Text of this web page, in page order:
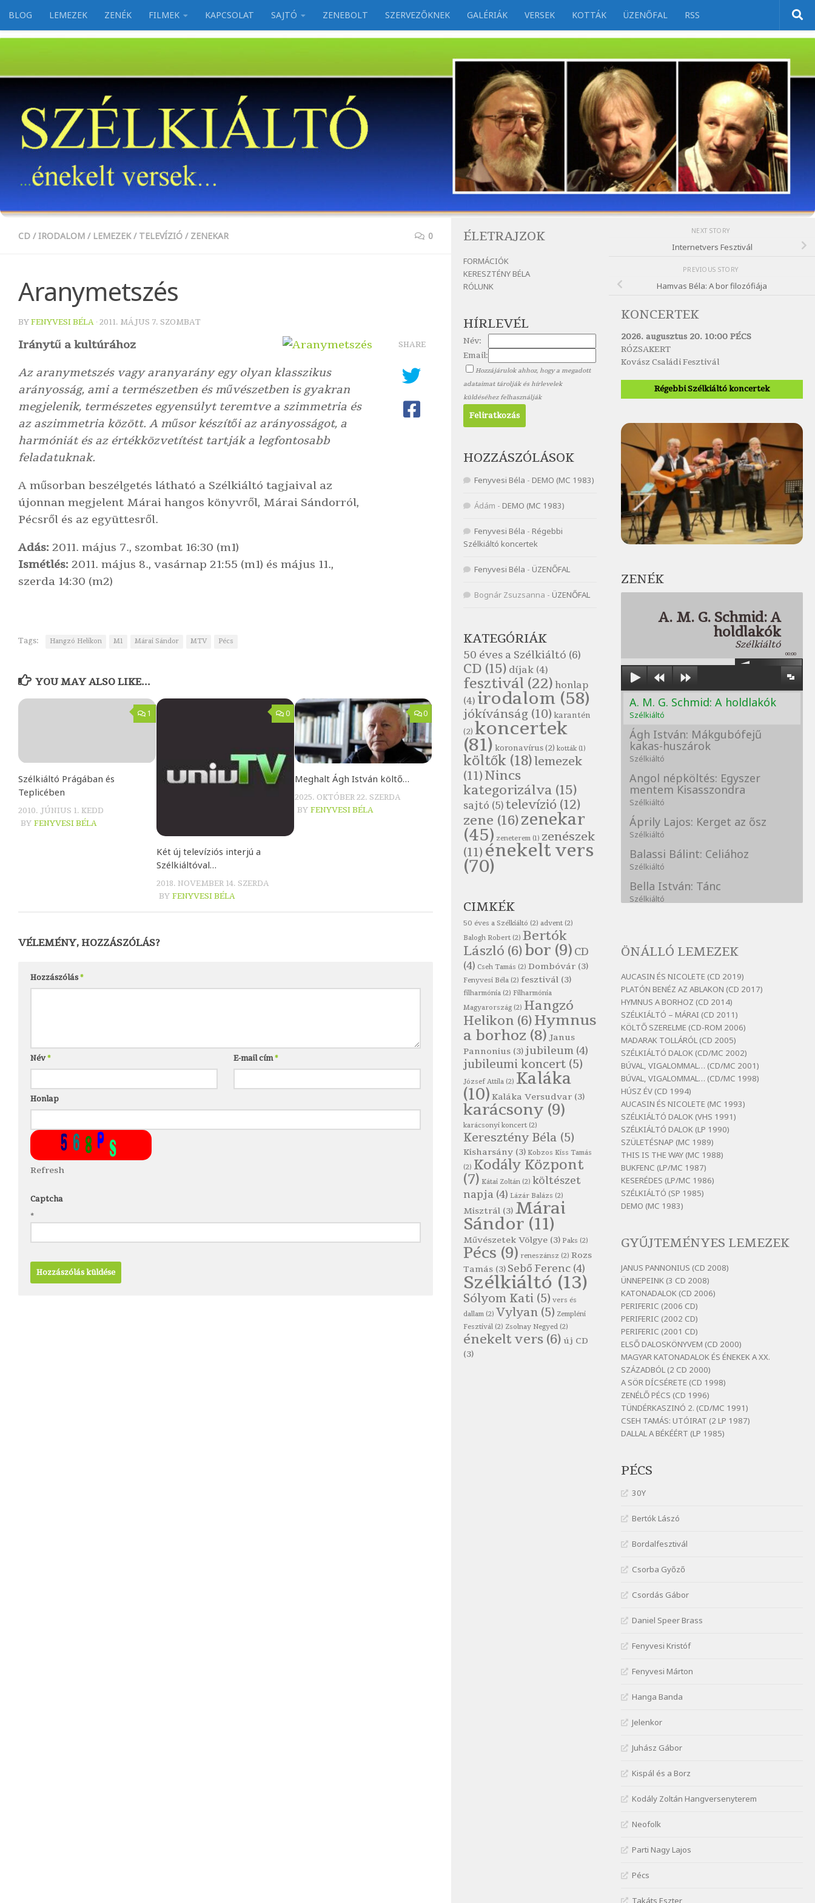
Skip to content
BLOG LEMEZEK ZENÉK FILMEK KAPCSOLAT SAJTÓ ZENEBOLT SZERVEZŐKNEK GALÉRIÁK VERSEK KOTTÁK ÜZENŐFAL RSS
CD / IRODALOM / LEMEZEK / TELEVÍZIÓ / ZENEKAR 0
Aranymetszés
BYFENYVESI BÉLA · 2011. MÁJUS 7. SZOMBAT
Iránytű a kultúrához
Az aranymetszés vagy aranyarány egy olyan klasszikus
arányosság, ami a természetben és művészetben is gyakran
megjelenik, természetes egyensúlyt teremtve a szimmetria és
az aszimmetria között. A műsor készítői az arányosságot, a
harmóniát és az értékközvetítést tartják a legfontosabb
feladatuknak.
A műsorban beszélgetés látható a Szélkiáltó tagjaival az
újonnan megjelent Márai hangos könyvről, Márai Sándorról,
Pécsről és az együttesről.
Adás: 2011. május 7., szombat 16:30 (m1)
Ismétlés: 2011. május 8., vasárnap 21:55 (m1) és május 11.,
szerda 14:30 (m2)
SHARE
Tags: Hangzó Helikon M1 Márai Sándor MTV Pécs
YOU MAY ALSO LIKE...
1
Szélkiáltó Prágában és
Teplicében
2010. JÚNIUS 1. KEDD
BY FENYVESI BÉLA
0
Két új televíziós interjú a
Szélkiáltóval…
2018. NOVEMBER 14. SZERDA
BY FENYVESI BÉLA
0
Meghalt Ágh István költő…
2025. OKTÓBER 22. SZERDA
BY FENYVESI BÉLA
VÉLEMÉNY, HOZZÁSZÓLÁS?
Hozzászólás*
Név* E-mail cím*
Honlap
Refresh
Captcha
*
NEXT STORY
Internetvers Fesztivál
PREVIOUS STORY
Hamvas Béla: A bor filozófiája
KONCERTEK
2026. augusztus 20. 10:00 PÉCS
RÓZSAKERT
Kovász Családi Fesztivál
Régebbi Szélkiáltó koncertek
ZENÉK
A. M. G. Schmid: A
holdlakók
Szélkiáltó
00:00
A. M. G. Schmid: A holdlakók
Szélkiáltó
Ágh István: Mákgubófejű
kakas-huszárok
Szélkiáltó
Angol népköltés: Egyszer
mentem Kisasszondra
Szélkiáltó
Áprily Lajos: Kerget az ősz
Szélkiáltó
Balassi Bálint: Celiához
Szélkiáltó
Bella István: Tánc
Szélkiáltó
Szélkiáltó
lélegzetvételnyi csöndben
Szélkiáltó
Bertók László: Az arcodra, ha
nem vigyázol
Szélkiáltó
Bertók László: Dinnye Döme
Szélkiáltó
Bertók László: Diófa-levélen
Szélkiáltó
Bertók László: El-elképzelem a
falansztert
Szélkiáltó
Bertók László: Elmenni kevés,
itt maradni sok
Szélkiáltó
Bertók László: Mintha már
pénteken vasárnap
Bertók László: Ó, az a hol volt
Szélkiáltó
Bertók László: Sárga őszi vers
Szélkiáltó
Bertók László: Vásáros
Szélkiáltó
Bertók László: Vizibolt
Szélkiáltó
Bornemissza Endre: Szitakötő
Szélkiáltó
Detlev von Liliencron:
Bölcsődal
Fenyvesi Béla: Lesz-e még
menedék?
Szélkiáltó
Szélkiáltó
Galambosi László: Kalapos
Győri László: Jönnek a törökök
Szélkiáltó
Janus Pannonius: Könyörgés az
istenekhez a török ellen hadba
Szélkiáltó
Janus Pannonius:
Névváltoztatásáról
Szélkiáltó
tavasszal
József Attila: Hajad az ujjamé
Szélkiáltó
Szélkiáltó
József Attila: Mikor az uccán
ÖNÁLLÓ LEMEZEK
AUCASIN ÉS NICOLETE (CD 2019)
PLATÓN BENÉZ AZ ABLAKON (CD 2017)
HYMNUS A BORHOZ (CD 2014)
SZÉLKIÁLTÓ – MÁRAI (CD 2011)
KÖLTŐ SZERELME (CD-ROM 2006)
MADARAK TOLLÁRÓL (CD 2005)
SZÉLKIÁLTÓ DALOK (CD/MC 2002)
BÚVAL, VIGALOMMAL… (CD/MC 2001)
BÚVAL, VIGALOMMAL… (CD/MC 1998)
HÚSZ ÉV (CD 1994)
AUCASIN ÉS NICOLETE (MC 1993)
SZÉLKIÁLTÓ DALOK (VHS 1991)
SZÉLKIÁLTÓ DALOK (LP 1990)
SZÜLETÉSNAP (MC 1989)
THIS IS THE WAY (MC 1988)
BUKFENC (LP/MC 1987)
KESERÉDES (LP/MC 1986)
SZÉLKIÁLTÓ (SP 1985)
DEMO (MC 1983)
GYŰJTEMÉNYES LEMEZEK
JANUS PANNONIUS (CD 2008)
ÜNNEPEINK (3 CD 2008)
KATONADALOK (CD 2006)
PERIFERIC (2006 CD)
PERIFERIC (2002 CD)
PERIFERIC (2001 CD)
ELSŐ DALOSKÖNYVEM (CD 2000)
MAGYAR KATONADALOK ÉS ÉNEKEK A XX.
SZÁZADBÓL (2 CD 2000)
A SÖR DÍCSÉRETE (CD 1998)
ZENÉLŐ PÉCS (CD 1996)
TÜNDÉRKASZINÓ 2. (CD/MC 1991)
CSEH TAMÁS: UTÓIRAT (2 LP 1987)
DALLAL A BÉKÉÉRT (LP 1985)
PÉCS
30Y
Bertók Lászó
Bordalfesztivál
Csorba Győző
Csordás Gábor
Daniel Speer Brass
Fenyvesi Kristóf
Fenyvesi Márton
Hanga Banda
Jelenkor
Juhász Gábor
Kispál és a Borz
Kodály Zoltán Hangversenyterem
Neofolk
Parti Nagy Lajos
Pécs
Takáts Eszter
ÉLETRAJZOK
FORMÁCIÓK
KERESZTÉNY BÉLA
RÓLUNK
HÍRLEVÉL
Név:
Email:
Hozzájárulok ahhoz, hogy a megadott
adataimat tárolják és hírlevelek
küldéséhez felhasználják
HOZZÁSZÓLÁSOK
Fenyvesi Béla - DEMO (MC 1983)
Ádám - DEMO (MC 1983)
Fenyvesi Béla - Régebbi
Szélkiáltó koncertek
Fenyvesi Béla - ÜZENŐFAL
Bognár Zsuzsanna - ÜZENŐFAL
KATEGÓRIÁK
50 éves a Szélkiáltó (6)
CD (15) díjak (4)
fesztivál (22) honlap
(4) irodalom (58)
jókívánság (10) karantén
(2) koncertek
(81) koronavírus(2) kották (1)
költők (18)lemezek
(11)Nincs
kategorizálva (15)
sajtó (5)televízió (12)
zene (16)zenekar
(45) zeneterem (1) zenészek
(11) énekelt vers
(70)
CIMKÉK
50 éves a Szélkiáltó (2) advent (2)
Balogh Robert (2) Bertók
László (6)bor (9) CD
(4) Cseh Tamás (2) Dombóvár (3)
Fenyvesi Béla (2) fesztivál (3)
filharmónia (2) Filharmónia
Magyarország (2) Hangzó
Helikon (6)Hymnus
a borhoz (8) Janus
Pannonius (3)jubileum (4)
jubileumi koncert (5)
József Attila (2) Kaláka
(10) Kaláka Versudvar (3)
karácsony (9)
karácsonyi koncert (2)
Keresztény Béla (5)
Kisharsány (3) Kobzos Kiss Tamás
(2) Kodály Központ
(7) Kátai Zoltán (2) költészet
napja (4) Lázár Balázs (2)
Misztrál (3) Márai
Sándor (11)
Művészetek Völgye (3) Paks (2)
Pécs (9) reneszánsz (2) Rozs
Tamás (3) Sebő Ferenc (4)
Szélkiáltó (13)
Sólyom Kati (5) vers és
dallam (2) Vylyan (5) Zempléni
Fesztivál (2) Zsolnay Negyed (2)
énekelt vers (6) új CD
(3)